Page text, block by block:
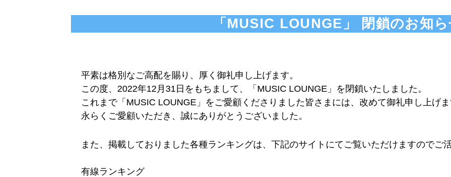
「MUSIC LOUNGE」 閉鎖のお知ら
平素は格別なご高配を賜り、厚く御礼申し上げます。
この度、2022年12月31日をもちまして、「MUSIC LOUNGE」を閉鎖いたしました。
これまで「MUSIC LOUNGE」をご愛顧くださりました皆さまには、改めて御礼申し上げま
永らくご愛顧いただき、誠にありがとうございました。
また、掲載しておりました各種ランキングは、下記のサイトにてご覧いただけますのでご
有線ランキング